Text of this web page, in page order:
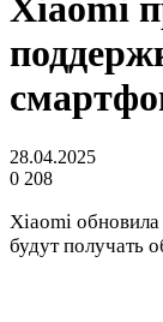
Xiaomi
28.04.2025
0 208
Xiaomi обновила
будут получать